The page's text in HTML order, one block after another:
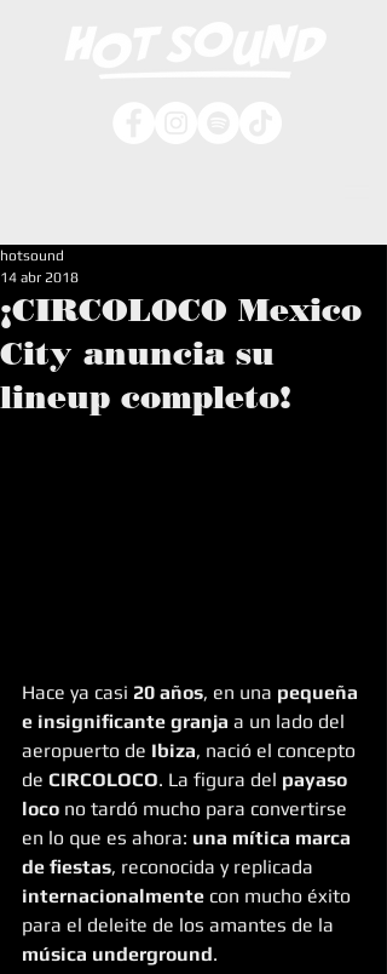
¡CIRCOLOCO Mexico
City anuncia su
lineup completo!
hotsound
14 abr 2018
Hace ya casi 20 años, en una pequeña
e insignificante granja a un lado del
aeropuerto de Ibiza, nació el concepto
de CIRCOLOCO. La figura del payaso
loco no tardó mucho para convertirse
en lo que es ahora: una mítica marca
de fiestas, reconocida y replicada
internacionalmente con mucho éxito
para el deleite de los amantes de la
música underground.